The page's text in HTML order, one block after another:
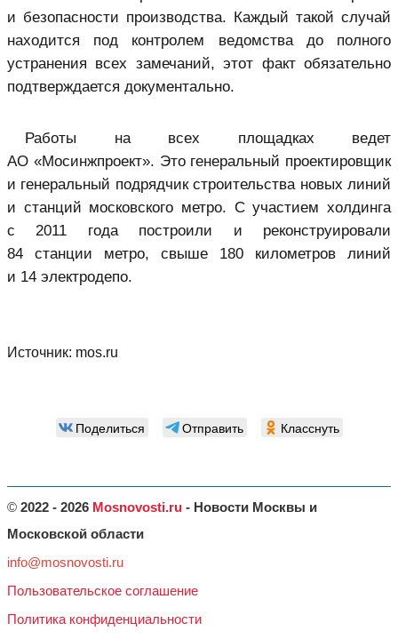
и безопасности производства. Каждый такой случай
находится под контролем ведомства до полного
устранения всех замечаний, этот факт обязательно
подтверждается документально.
Работы на всех площадках ведет
АО «Мосинжпроект». Это генеральный проектировщик
и генеральный подрядчик строительства новых линий
и станций московского метро. С участием холдинга
с 2011 года построили и реконструировали
84 станции метро, свыше 180 километров линий
и 14 электродепо.
Источник: mos.ru
Поделиться Отправить Класснуть
© 2022 - 2026 Mosnovosti.ru - Новости Москвы и
Московской области
info@mosnovosti.ru
Пользовательское соглашение
Политика конфиденциальности